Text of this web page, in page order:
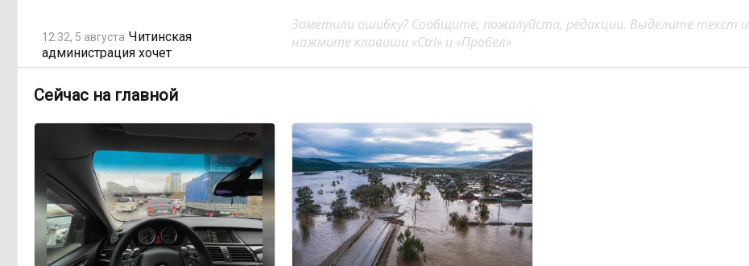
12:32, 5 августа Читинская
администрация хочет
отремонтировать кабинет за 6,8
11:47, 5 августа «Нефтемаркет»
отвечает: региональные власти
неточно изложили ситуацию с
топливным кризисом
09:33, 5 августа Учителя в Забайкалье
получают почти вдвое больше, чем
в среднем по стране
Заметили ошибку? Сообщите, пожалуйста, редакции. Выделите текст и
нажмите клавиши «Ctrl» и «Пробел»
Сейчас на главной